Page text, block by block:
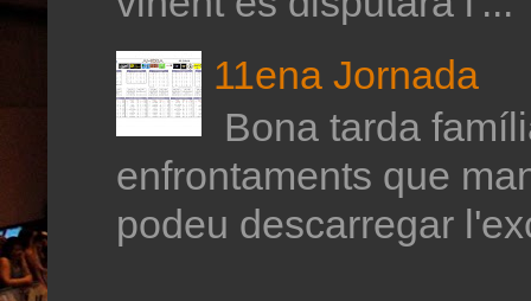
11ena Jornada
Bona tarda
enfrontaments que
podeu descarregar